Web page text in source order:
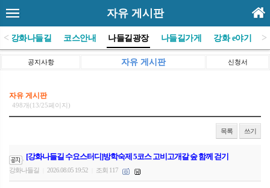
자유 게시판
<)강화나들길 코스안내 나들길광장 나들길가게 강화 e야기 >
공지사항 자유 게시판 신청서
자유 게시판
498개(13/25페이지)
목록 쓰기
[강화나들길 수요스터디]방학숙제 5코스 고비고개갈 숲 함께 걷기
강화나들길 2026.08.05 19:52 조회 117